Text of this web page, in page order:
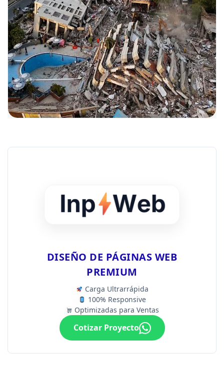
DISEÑO DE PÁGINAS WEB
PREMIUM
Carga Ultrarrápida
100% Responsive
Optimizadas para Ventas
Cotizar Proyecto